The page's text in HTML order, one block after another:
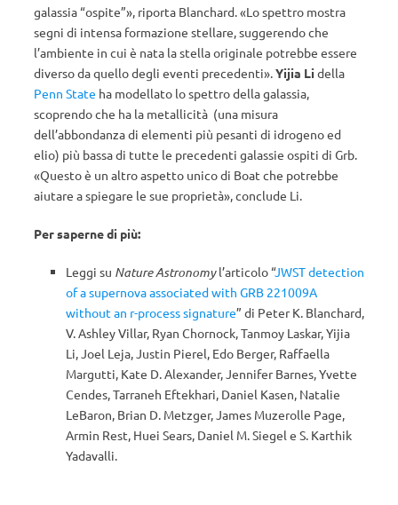
galassia “ospite”», riporta Blanchard. «Lo spettro mostra
segni di intensa formazione stellare, suggerendo che
l’ambiente in cui è nata la stella originale potrebbe essere
diverso da quello degli eventi precedenti».Yijia Li della
Penn State ha modellato lo spettro della galassia,
scoprendo che ha la metallicità (una misura
dell’abbondanza di elementi più pesanti di idrogeno ed
elio) più bassa di tutte le precedenti galassie ospiti di Grb.
«Questo è un altro aspetto unico di Boat che potrebbe
aiutare a spiegare le sue proprietà», conclude Li.
Per saperne di più:
Leggi su Nature Astronomyl’articolo “JWST detection
of a supernova associated with GRB 221009A
without an r-process signature” di Peter K. Blanchard,
V. Ashley Villar, Ryan Chornock, Tanmoy Laskar, Yijia
Li, Joel Leja, Justin Pierel, Edo Berger, Raffaella
Margutti, Kate D. Alexander, Jennifer Barnes, Yvette
Cendes, Tarraneh Eftekhari, Daniel Kasen, Natalie
LeBaron, Brian D. Metzger, James Muzerolle Page,
Armin Rest, Huei Sears, Daniel M. Siegel e S. Karthik
Yadavalli.